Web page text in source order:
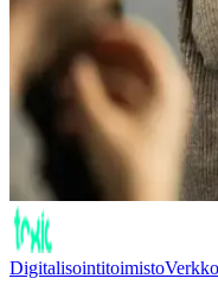
Digitalisointitoimisto